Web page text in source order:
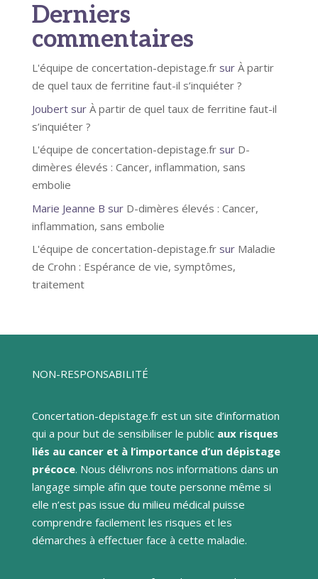
Derniers
commentaires
L'équipe de concertation-depistage.frsur À partir
de quel taux de ferritine faut-il s’inquiéter ?
Joubertsur À partir de quel taux de ferritine faut-il
s’inquiéter ?
L'équipe de concertation-depistage.frsur D-
dimères élevés : Cancer, inflammation, sans
embolie
Marie Jeanne B sur D-dimères élevés : Cancer,
inflammation, sans embolie
L'équipe de concertation-depistage.frsur Maladie
de Crohn : Espérance de vie, symptômes,
traitement
NON-RESPONSABILITÉ
Concertation-depistage.fr est un site d’information
qui a pour but de sensibiliser le public aux risques
liés au cancer et à l’importance d’un dépistage
précoce. Nous délivrons nos informations dans un
langage simple afin que toute personne même si
elle n’est pas issue du milieu médical puisse
comprendre facilement les risques et les
démarches à effectuer face à cette maladie.